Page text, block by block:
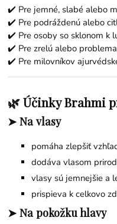
✔️ Pre jemné, slabé alebo
✔️ Pre podráždenú alebo
✔️ Pre osoby so sklonom k
✔️ Pre zrelú alebo
✔️ Pre milovníkov
🌿 Účinky Brahmi
➤ Na vlasy
pomáha zlepšiť
dodáva vlasom
vlasy sú jemnejšie a
prispieva k celkovo
➤ Na pokožku hlavy